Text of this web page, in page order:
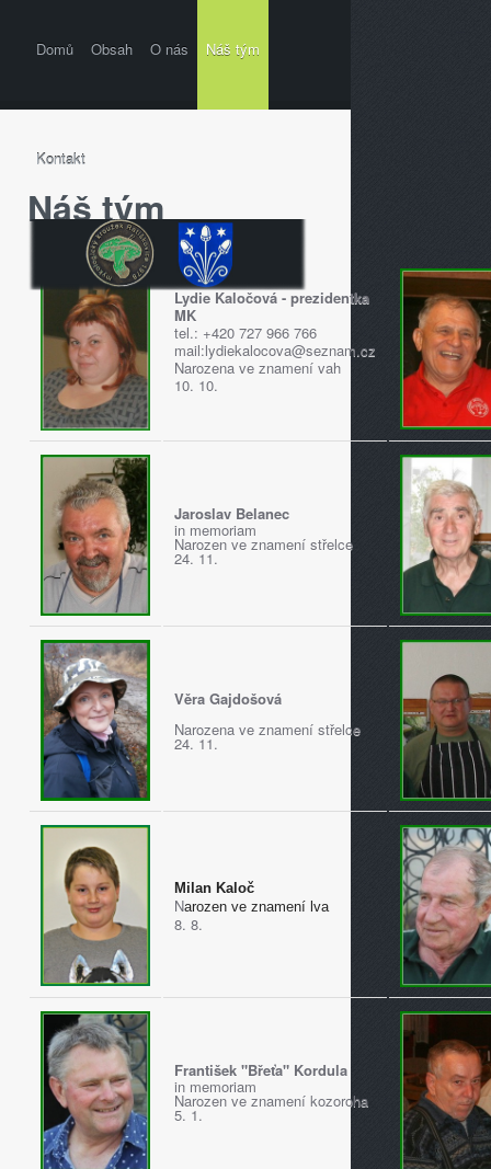
Domů Obsah O nás Náš tým
Kontakt
Náš tým
Lydie Kaločová - prezidentka
MK
tel.: +420 727 966 766
mail:lydiekalocova@seznam.cz
Narozena ve znamení vah
10. 10.
Jaroslav Belanec
in memoriam
Narozen ve znamení střelce
24. 11.
Věra Gajdošová
Narozena ve znamení střelce
24. 11.
Milan Kaloč
Narozen ve znamení lva
8. 8.
František "Břeťa" Kordula
in memoriam
Narozen ve znamení kozoroha
5. 1.